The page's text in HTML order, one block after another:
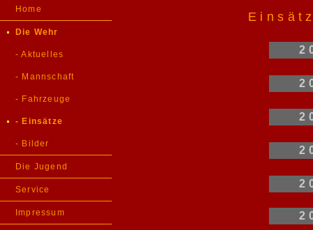
Home
Die Wehr
- Aktuelles
- Mannschaft
- Fahrzeuge
- Einsätze
- Bilder
Die Jugend
Service
Impressum